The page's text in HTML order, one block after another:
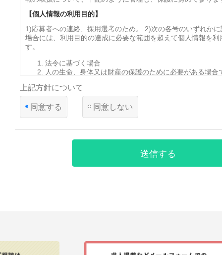
【個人情報の利用目的】
1)応募者への連絡、採用選考のため。 2)次の各号のいずれか
場合には、利用目的の達成に必要な範囲を超えて個人情報を
す。
法令に基づく場合
人の生命、身体又は財産の保護のために必要がある場合
公衆衛生の向上又は児童の健全な育成の推進のために特
って、本人の同意を得ることが困難であるとき
国の機関若しくは地方公共団体又はその委託を受けた者
遂行することに対して協力する必要がある場合であって
【第三者への提供】
弊社は法律で定められている場合を除いて、応募者の個人情
得ず第三者に提供・委託することはありません。ただし、官
【個人情報の開示等について】
上記方針について
同意する 同意しない
送信する